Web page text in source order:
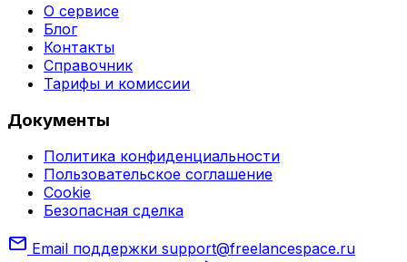
О сервисе
Блог
Контакты
Справочник
Тарифы и комиссии
Документы
Политика конфиденциальности
Пользовательское соглашение
Cookie
Безопасная сделка
mail Email поддержки support@freelancespace.ru